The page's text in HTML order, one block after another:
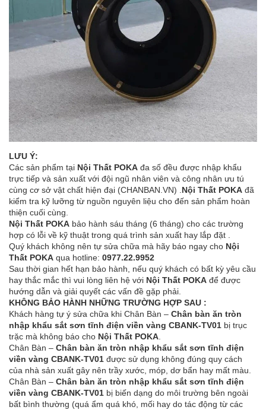
LƯU Ý:
Các sản phẩm tại Nội Thất POKA đa số đều được nhập khẩu
trực tiếp và sản xuất với đội ngũ nhân viên và công nhân ưu tú
cùng cơ sở vật chất hiện đại (CHANBAN.VN) .Nội Thất POKA đã
kiểm tra kỹ lưỡng từ nguồn nguyên liệu cho đến sản phẩm hoàn
thiện cuối cùng.
Nội Thất POKA bảo hành sáu tháng (6 tháng) cho các trường
hợp có lỗi về kỹ thuật trong quá trình sản xuất hay lắp đặt .
Quý khách không nên tự sửa chữa mà hãy báo ngay cho Nội
Thất POKA qua hotline: 0977.22.9952
Sau thời gian hết hạn bảo hành, nếu quý khách có bất kỳ yêu cầu
hay thắc mắc thì vui lòng liên hệ với Nội Thất POKA để được
hướng dẫn và giải quyết các vấn đề gặp phải.
KHÔNG BẢO HÀNH NHỮNG TRƯỜNG HỢP SAU :
Khách hàng tự ý sửa chữa khi Chân Bàn – Chân bàn ăn tròn
nhập khẩu sắt sơn tĩnh điện viền vàng CBANK-TV01 bị trục
trặc mà không báo cho Nội Thất POKA.
Chân Bàn – Chân bàn ăn tròn nhập khẩu sắt sơn tĩnh điện
viền vàng CBANK-TV01 được sử dụng không đúng quy cách
của nhà sản xuất gây nên trầy xước, móp, dơ bẩn hay mất màu.
Chân Bàn – Chân bàn ăn tròn nhập khẩu sắt sơn tĩnh điện
viền vàng CBANK-TV01 bị biến dạng do môi trường bên ngoài
bất bình thường (quá ẩm quá khó, mối hay do tác động từ các